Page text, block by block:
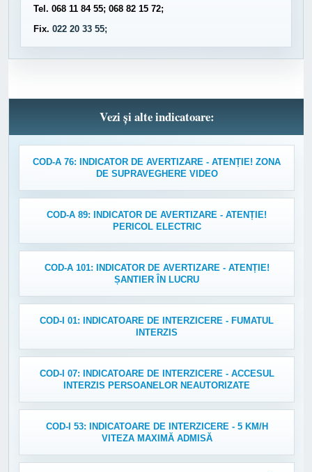
Tel. 068 11 84 55; 068 82 15 72;
Fix. 022 20 33 55;
Vezi și alte indicatoare:
COD-A 76: INDICATOR DE AVERTIZARE - ATENȚIE! ZONA
DE SUPRAVEGHERE VIDEO
COD-A 89: INDICATOR DE AVERTIZARE - ATENȚIE!
PERICOL ELECTRIC
COD-A 101: INDICATOR DE AVERTIZARE - ATENȚIE!
ȘANTIER ÎN LUCRU
COD-I 01: INDICATOARE DE INTERZICERE - FUMATUL
INTERZIS
COD-I 07: INDICATOARE DE INTERZICERE - ACCESUL
INTERZIS PERSOANELOR NEAUTORIZATE
COD-I 53: INDICATOARE DE INTERZICERE - 5 KM/H
VITEZA MAXIMĂ ADMISĂ